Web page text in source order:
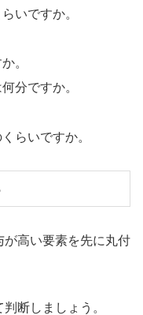
いですか。
。
分ですか。
らいですか。
高い要素を先に丸付
断しましょう。